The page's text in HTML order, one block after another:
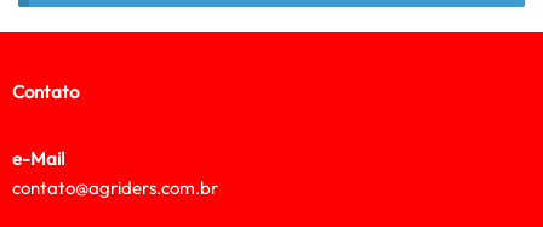
Contato
e-Mail
contato@agriders.com.br